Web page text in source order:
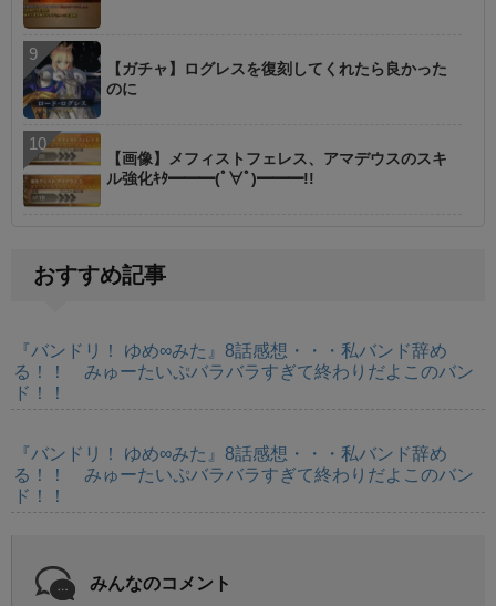
【ガチャ】ログレスを復刻してくれたら良かった
のに
【画像】メフィストフェレス、アマデウスのスキ
ル強化ｷﾀ━━━(ﾟ∀ﾟ)━━━!!
おすすめ記事
『バンドリ！ ゆめ∞みた』8話感想・・・私バンド辞め
る！！ みゅーたいぷバラバラすぎて終わりだよこのバン
ド！！
『バンドリ！ ゆめ∞みた』8話感想・・・私バンド辞め
る！！ みゅーたいぷバラバラすぎて終わりだよこのバン
ド！！
みんなのコメント